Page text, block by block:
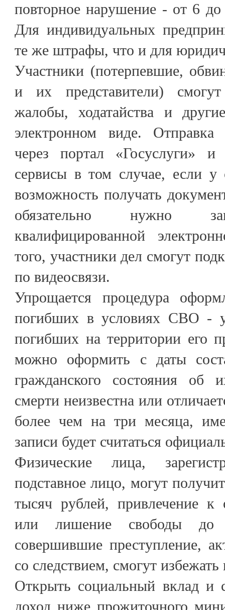
повторное нарушение - от 6
Для индивидуальных
те же штрафы, что и для
Участники (потерпевшие,
и их представители) смогут
жалобы, ходатайства и
электронном виде. Отправка
через портал «Госуслуги» и
сервисы в том случае, если у
возможность получать
обязательно нужно
квалифицированной
того, участники дел смогут
по видеосвязи.
Упрощается процедура
погибших в условиях СВО -
погибших на территории его
можно оформить с даты
гражданского состояния об
смерти неизвестна или
более чем на три месяца,
записи будет считаться
Физические лица,
подставное лицо, могут
тысяч рублей, привлечение к
или лишение свободы до
совершившие преступление,
со следствием, смогут
Открыть социальный вклад и
доход ниже прожиточного